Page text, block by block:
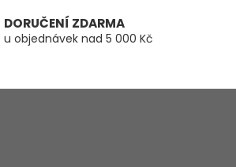
DORUČENÍ ZDARMA
u objednávek nad 5 000 Kč